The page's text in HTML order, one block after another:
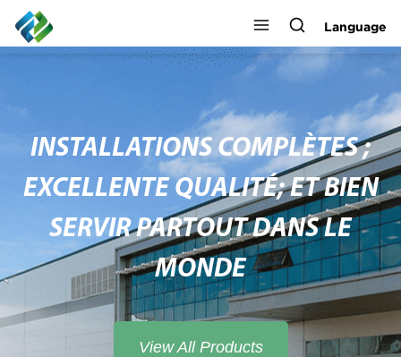
Language
INSTALLATIONS COMPLÈTES ;
EXCELLENTE QUALITÉ; ET BIEN
SERVIR PARTOUT DANS LE
MONDE
View All Products